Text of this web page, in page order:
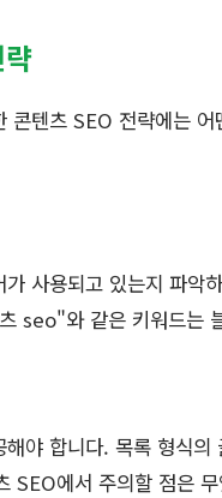
콘텐츠 SEO 전략에는
사용되고 있는지 파
seo"와 같은 키워드는
야 합니다. 목록 형식
SEO에서 주의할 점은